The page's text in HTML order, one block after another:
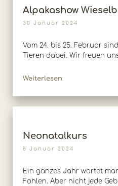
Alpakashow
30 Januar 2024
Vom 24. bis 25. Februar
Tieren dabei. Wir freuen
Weiterlesen
Neonatalkurs
8 Januar 2024
Ein ganzes Jahr wartet
Fohlen. Aber nicht jede